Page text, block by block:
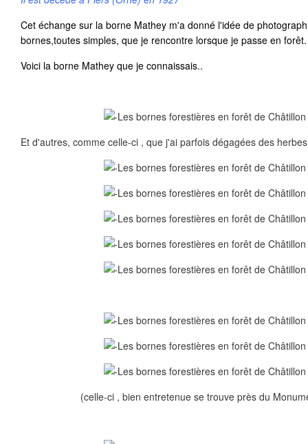
Cet échange sur la borne Mathey m'a donné l'idée de
bornes,toutes simples, que je rencontre lorsque je passe en forêt.
Voici la borne Mathey que je connaissais..
Et d'autres, comme celle-ci , que j'ai parfois dégagées des
(celle-ci , bien entretenue se trouve près du